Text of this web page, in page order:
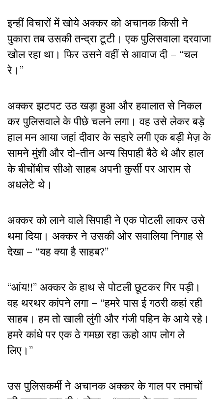
इन्हीं विचारों में खोये अक्कर को अचानक किसी ने
पुकारा तब उसकी तन्द्रा टूटी। एक पुलिसवाला दरवाजा
खोल रहा था। फिर उसने वहीं से आवाज दी – “चल
रे।”
अक्कर झटपट उठ खड़ा हुआ और हवालात से निकल
कर पुलिसवाले के पीछे चलने लगा। वह उसे लेकर बड़े
हाल मन आया जहां दीवार के सहारे लगी एक बड़ी मेज़ के
सामने मुंशी और दो-तीन अन्य सिपाही बैठे थे और हाल
के बीचोंबीच सीओ साहब अपनी कुर्सी पर आराम से
अधलेटे थे।
अक्कर को लाने वाले सिपाही ने एक पोटली लाकर उसे
थमा दिया। अक्कर ने उसकी ओर सवालिया निगाह से
देखा – “यह क्या है साहब?”
“आंय!!” अक्कर के हाथ से पोटली छूटकर गिर पड़ी।
वह थरथर कांपने लगा – “हमरे पास ई गठरी कहां रही
साहब। हम तो खाली लुंगी और गंजी पहिन के आये रहे।
हमरे कांधे पर एक ठे गमछा रहा ऊहो आप लोग ले
लिए।”
उस पुलिसकर्मी ने अचानक अक्कर के गाल पर तमाचों